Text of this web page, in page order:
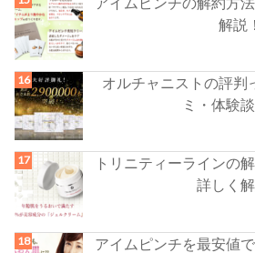
解説！
オルチャニストの評判
ミ・体験
トリニティーラインの
詳しく解
アイムピンチを最安値